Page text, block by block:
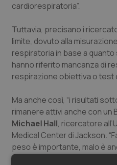
Tiroide
Tumore al seno
Tumore ovarico
Tumori
Ulcera & Reflusso
cardiorespiratoria”.
Tuttavia, precisano i
limite, dovuto alla
respiratoria in base a
hanno riferito mancanza di
respirazione obiettiva o test
Ma anche così, “i risultati
rimanere attivi anche con un
Michael Hall, ricercatore
Medical Center di Jackson.
peso è importante, malo è
sedentarietà e aumentare